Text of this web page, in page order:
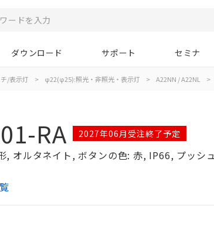
ダウンロード サポート セミナ
/表示灯 > φ22(φ25):照光・非照光・表示灯 > A22NN / A22NL >
RA 2027年06月受注終了予定
オルタネイト, ボタンの色: 赤, IP66, プッ